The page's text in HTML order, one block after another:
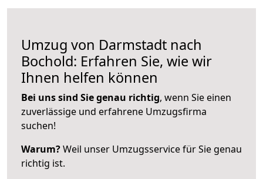
Umzug von Darmstadt nach
Bochold: Erfahren Sie, wie wir
Ihnen helfen können
Bei uns sind Sie genau richtig, wenn Sie einen
zuverlässige und erfahrene Umzugsfirma
suchen!
Warum?Weil unser Umzugsservice für Sie genau
richtig ist.